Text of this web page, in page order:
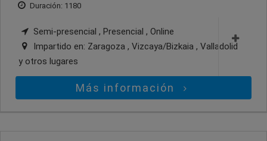
Duración: 1180
Semi-presencial , Presencial , Online
Impartido en: Zaragoza , Vizcaya/Bizkaia , Valladolid
y otros lugares
Más información